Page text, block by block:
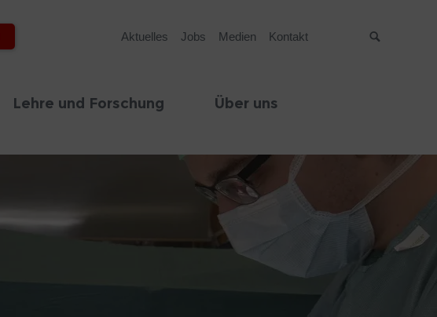
Aktuelles Jobs Medien Kontakt
Lehre und Forschung Über uns